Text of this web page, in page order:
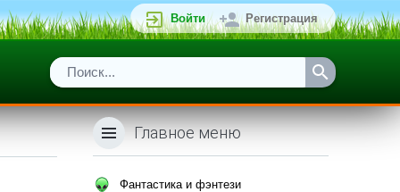
Войти Регистрация
Главное меню
Фантастика и фэнтези